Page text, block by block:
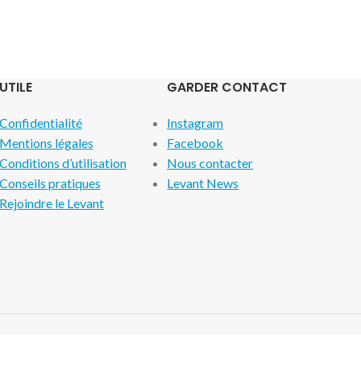
UTILE
Confidentialité
Mentions légales
Conditions d’utilisation
Conseils pratiques
Rejoindre le Levant
GARDER CONTACT
Instagram
Facebook
Nous contacter
Levant News